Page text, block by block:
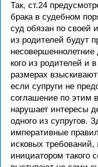
Так, ст.24
брака в судебном
суд обязан по своей
из родителей будут
несовершеннолетние
кого из родителей и в
размерах
если супруги не
соглашение по этим
нарушает интересы
одного из супругов.
императивные
исковых требований,
инициатором такого